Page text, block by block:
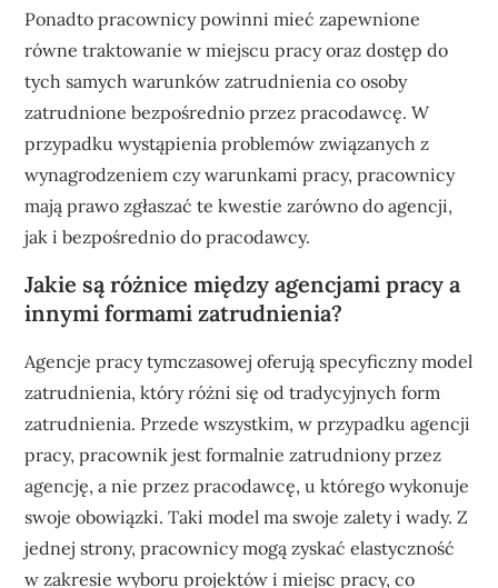
Ponadto pracownicy powinni mieć zapewnione
równe traktowanie w miejscu pracy oraz dostęp do
tych samych warunków zatrudnienia co osoby
zatrudnione bezpośrednio przez pracodawcę. W
przypadku wystąpienia problemów związanych z
wynagrodzeniem czy warunkami pracy, pracownicy
mają prawo zgłaszać te kwestie zarówno do agencji,
jak i bezpośrednio do pracodawcy.
Jakie są różnice między agencjami pracy a
innymi formami zatrudnienia?
Agencje pracy tymczasowej oferują specyficzny model
zatrudnienia, który różni się od tradycyjnych form
zatrudnienia. Przede wszystkim, w przypadku agencji
pracy, pracownik jest formalnie zatrudniony przez
agencję, a nie przez pracodawcę, u którego wykonuje
swoje obowiązki. Taki model ma swoje zalety i wady. Z
jednej strony, pracownicy mogą zyskać elastyczność
w zakresie wyboru projektów i miejsc pracy, co